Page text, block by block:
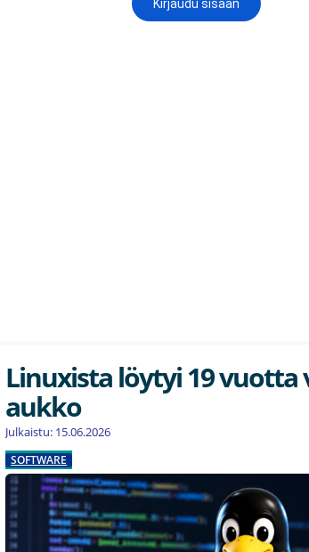
Linuxista löytyi 19 vuotta
aukko
Julkaistu: 15.06.2026
SOFTWARE